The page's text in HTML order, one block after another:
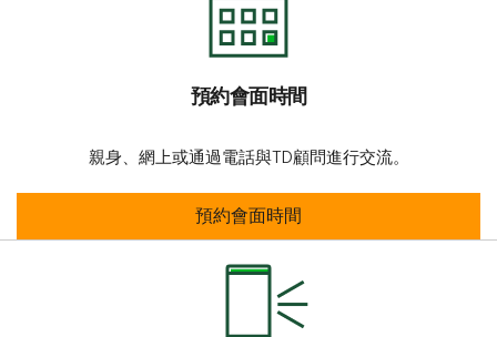
預約會面時間
親身、網上或通過電話與TD顧問進行交流。
預約會面時間
預約會面時間